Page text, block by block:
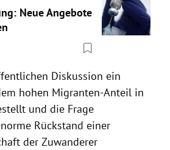
Neue Angebote
Diskussion ein
hohen Migranten-Anteil in
und die Frage
Rückstand einer
der Zuwanderer